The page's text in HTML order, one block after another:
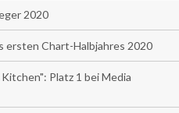
2020
ersten Chart-Halbjahres 2020
Platz 1 bei Media